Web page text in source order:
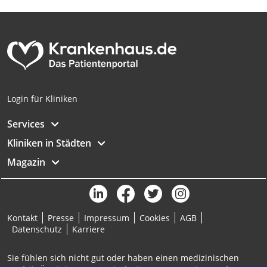
Login für Kliniken
Services
Kliniken in Städten
Magazin
Kontakt Presse Impressum Cookies
AGB
Datenschutz
Karriere
Sie fühlen sich nicht gut oder haben einen medizinischen
Analyse von Zielgruppen durch Statistiken
Entwicklung und Verbesserung der
Angebote
Verwendung reduzierter Daten zur Auswahl
von Inhalten
IAB-Besonderheiten:
Verwendung genauer Standortdaten
Geräte anhand von aktiv angeforderten
Informationen identifizieren
Nicht-IAB-Verarbeitungszwecke:
Notwendig
Funktional